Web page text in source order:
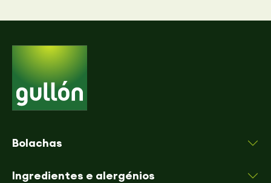
Bolachas
Ingredientes e alergénios